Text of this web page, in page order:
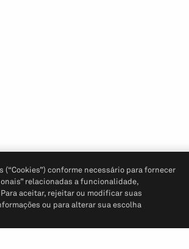
conforme necessário para fornecer
relacionadas a funcionalidade,
aceitar, rejeitar ou modificar suas
ou para alterar sua escolha